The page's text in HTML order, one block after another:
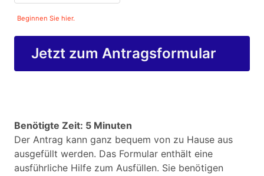
Beginnen Sie hier.
Jetzt zum Antragsformular
Benötigte Zeit: 5 Minuten
Der Antrag kann ganz bequem von zu Hause aus
ausgefüllt werden. Das Formular enthält eine
ausführliche Hilfe zum Ausfüllen. Sie benötigen